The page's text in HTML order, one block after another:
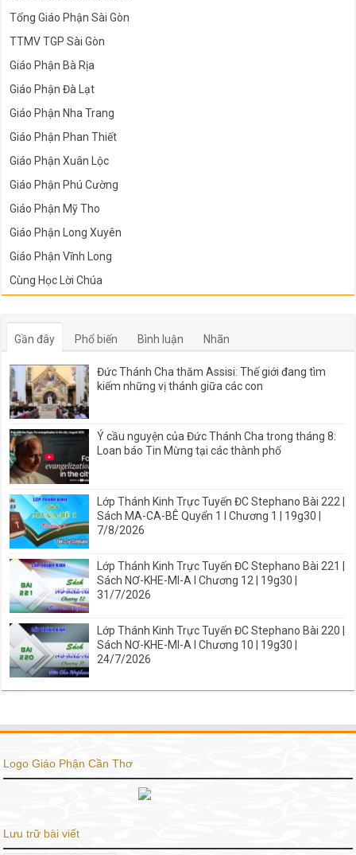
Tổng Giáo Phận Sài Gòn
TTMV TGP Sài Gòn
Giáo Phận Bà Rịa
Giáo Phận Đà Lạt
Giáo Phận Nha Trang
Giáo Phận Phan Thiết
Giáo Phận Xuân Lộc
Giáo Phận Phú Cường
Giáo Phận Mỹ Tho
Giáo Phận Long Xuyên
Giáo Phận Vĩnh Long
Cùng Học Lời Chúa
Gần đây Phổ biến Bình luận Nhãn
Đức Thánh Cha thăm Assisi: Thế giới đang tìm
kiếm những vị thánh giữa các con
Ý cầu nguyện của Đức Thánh Cha trong tháng 8:
Loan báo Tin Mừng tại các thành phố
Lớp Thánh Kinh Trực Tuyến ĐC Stephano Bài 222 |
Sách MA-CA-BÊ Quyển 1 I Chương 1 | 19g30 |
7/8/2026
Lớp Thánh Kinh Trực Tuyến ĐC Stephano Bài 221 |
Sách NƠ-KHE-MI-A I Chương 12 | 19g30 |
31/7/2026
Lớp Thánh Kinh Trực Tuyến ĐC Stephano Bài 220 |
Sách NƠ-KHE-MI-A I Chương 10 | 19g30 |
24/7/2026
Logo Giáo Phận Cần Thơ
Lưu trữ bài viết